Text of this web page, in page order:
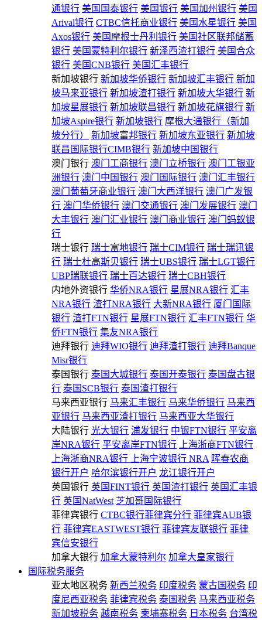
通银行 美国国泰银行 美国银行 美国加州银行 美国
Arival银行 CTBC信托商业银行 美国水星银行 美国
Axos银行 美国摩根士丹利银行 美国社区联邦储蓄
银行 美国蒙特利尔银行 新泽西渣打银行 美国合众
银行 美国CNB银行 美国汇丰银行
新加坡银行 新加坡华侨银行 新加坡汇丰银行 新加
坡马来亚银行 新加坡渣打银行 新加坡大华银行 新
加坡星展银行 新加坡联昌银行 新加坡花旗银行 新
加坡Aspire银行 新加坡银行 摩根大通银行（新加
坡分行）
新加坡富邦银行 新加坡东亚银行 新加坡
联昌国际银行CIMB银行 新加坡中国银行
澳门银行 澳门工商银行 澳门立桥银行 澳门工银亚
洲银行 澳门中国银行 澳门国际银行 澳门汇丰银行
澳门葡萄牙商业银行 澳门大西洋银行 澳门广发银
行 澳门华侨银行 澳门交通银行 澳门发展银行 澳门
大丰银行 澳门汇业银行 澳门商业银行 澳门蚂蚁银
行
瑞士银行 瑞士富地银行 瑞士CIM银行 瑞士瑞讯银
行 瑞士杜高斯贝银行 瑞士UBS银行 瑞士LGT银行
UBP瑞联银行 瑞士百达银行 瑞士CBH银行
内地外资银行 华侨NRA银行 星展NRA银行 汇丰
NRA银行 渣打NRA银行 大新NRA银行 厦门国际
银行 渣打FTN银行 星展FTN银行 汇丰FTN银行 华
侨FTN银行 集友NRA银行
迪拜银行 迪拜WIO银行 迪拜渣打银行 迪拜Banque
Misr银行
泰国银行 泰国大城银行 泰国开泰银行 泰国盘古银
行 泰国SCB银行 泰国渣打银行
马来西亚银行 马来汇丰银行 马来华侨银行 马来西
亚银行 马来西亚渣打银行 马来西亚大华银行
大陆银行 光大银行 浦发银行 中银FTN银行 平安离
岸NRA银行 平安离岸FTN银行
上海浙商FTN银行
上海浙商NRA银行
上海宁波银行 NRA 晖春农商
银行开户 哈尔滨银行开户 龙江银行开户
英国银行 英国FINT银行 英国渣打银行 英国汇丰银
行 英国NatWest 芝加哥国际银行
菲律宾银行 CTBC银行菲律宾分行 菲律宾AUB银
行 菲律宾EASTWEST银行 菲律宾友联银行 菲律
宾信安银行
加拿大银行 加拿大蒙特利尔 加拿大皇家银行
国际税务服务
亚太地区税务 新西兰税务 印度税务 蒙古国税务 印
度尼西亚税务 菲律宾税务 泰国税务 马来西亚税务
新加坡税务 越南税务 柬埔寨税务 日本税务 台湾税